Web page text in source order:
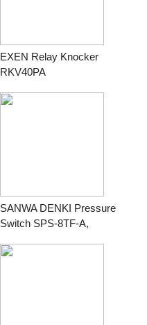
EXEN Relay Knocker
RKV40PA
SANWA DENKI Pressure
Switch SPS-8TF-A,
G1/4, ZDC2